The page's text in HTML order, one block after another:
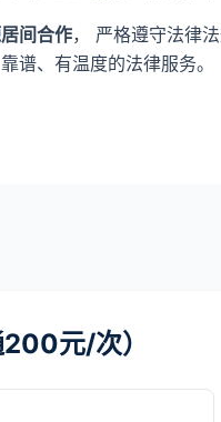
间合作， 严格遵守法律
谱、有温度的法律服务。
元/次）